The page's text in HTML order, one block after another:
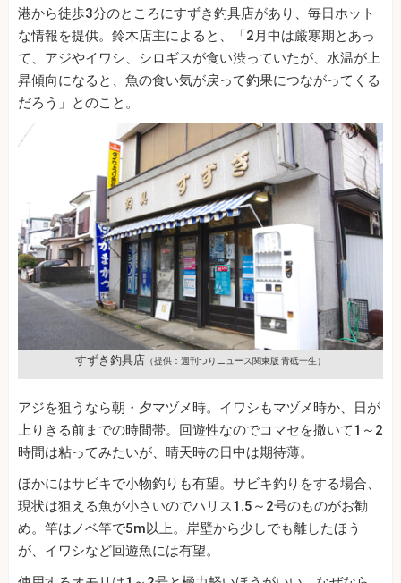
港から徒歩3分のところにすずき釣具店があり、毎日ホット
な情報を提供。鈴木店主によると、「2月中は厳寒期とあっ
て、アジやイワシ、シロギスが食い渋っていたが、水温が上
昇傾向になると、魚の食い気が戻って釣果につながってくる
だろう」とのこと。
すずき釣具店 （提供：週刊つりニュース関東版 青砥一生）
アジを狙うなら朝・夕マヅメ時。イワシもマヅメ時か、日が
上りきる前までの時間帯。回遊性なのでコマセを撒いて1～2
時間は粘ってみたいが、晴天時の日中は期待薄。
ほかにはサビキで小物釣りも有望。サビキ釣りをする場合、
現状は狙える魚が小さいのでハリス1.5～2号のものがお勧
め。竿はノベ竿で5m以上。岸壁から少しでも離したほう
が、イワシなど回遊魚には有望。